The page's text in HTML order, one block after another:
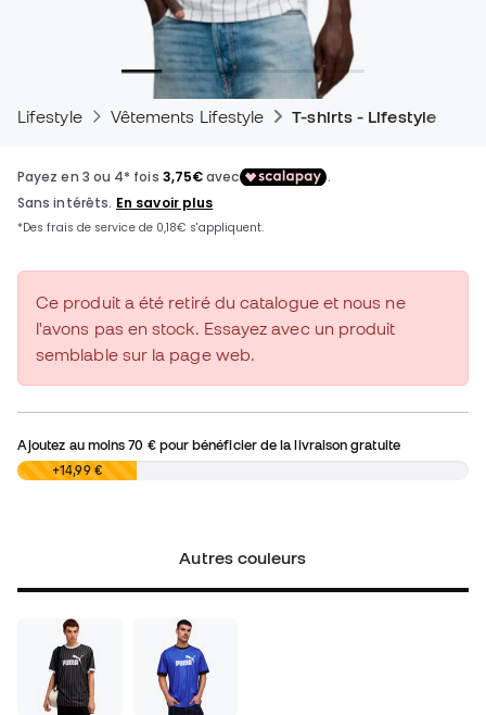
Lifestyle Vêtements Lifestyle T-shirts - Lifestyle
Ce produit a été retiré du catalogue et nous ne
l'avons pas en stock. Essayez avec un produit
semblable sur la page web.
Ajoutez au moins70 €pour bénéficier de la livraison gratuite
0,00 €+14,99 €
Autres couleurs